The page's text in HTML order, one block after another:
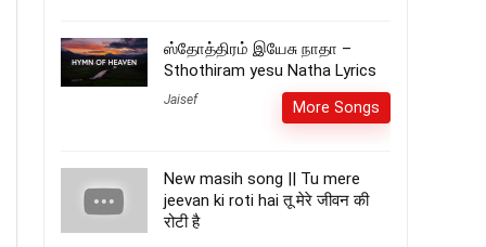
ஸ்தோத்திரம் இயேசு நாதா –
Sthothiram yesu Natha Lyrics
Jaisef More Songs
New masih song || Tu mere
jeevan ki roti hai तू मेरे जीवन की
रोटी है